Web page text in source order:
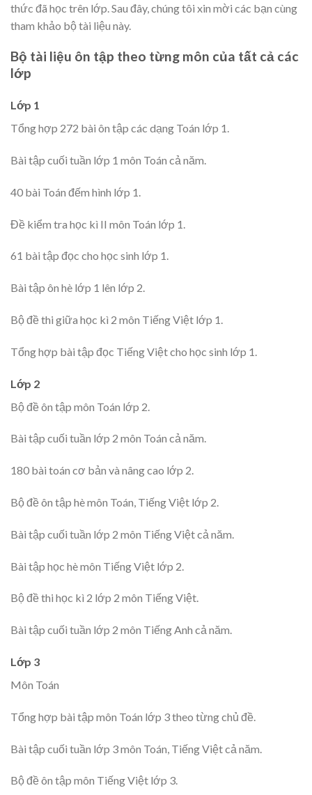
thức đã học trên lớp. Sau đây, chúng tôi xin mời các bạn cùng
tham khảo bộ tài liệu này.
Bộ tài liệu ôn tập theo từng môn của tất cả các
lớp
Lớp 1
Tổng hợp 272 bài ôn tập các dạng Toán lớp 1.
Bài tập cuối tuần lớp 1 môn Toán cả năm.
40 bài Toán đếm hình lớp 1.
Đề kiểm tra học kì II môn Toán lớp 1.
61 bài tập đọc cho học sinh lớp 1.
Bài tập ôn hè lớp 1 lên lớp 2.
Bộ đề thi giữa học kì 2 môn Tiếng Việt lớp 1.
Tổng hợp bài tập đọc Tiếng Việt cho học sinh lớp 1.
Lớp 2
Bộ đề ôn tập môn Toán lớp 2.
Bài tập cuối tuần lớp 2 môn Toán cả năm.
180 bài toán cơ bản và nâng cao lớp 2.
Bộ đề ôn tập hè môn Toán, Tiếng Việt lớp 2.
Bài tập cuối tuần lớp 2 môn Tiếng Việt cả năm.
Bài tập học hè môn Tiếng Việt lớp 2.
Bộ đề thi học kì 2 lớp 2 môn Tiếng Việt.
Bài tập cuối tuần lớp 2 môn Tiếng Anh cả năm.
Lớp 3
Môn Toán
Tổng hợp bài tập môn Toán lớp 3 theo từng chủ đề.
Bài tập cuối tuần lớp 3 môn Toán, Tiếng Việt cả năm.
Bộ đề ôn tập môn Tiếng Việt lớp 3.